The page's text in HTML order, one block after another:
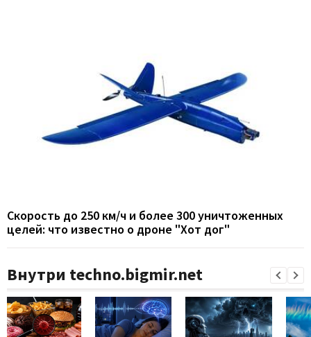
Скорость до 250 км/ч и более 300 уничтоженных
целей: что известно о дроне "Хот дог"
Внутри techno.bigmir.net